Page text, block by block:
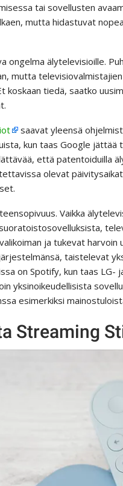
tai sovellusten
mutta hidastuvat
ongelma älytelevisioille.
mutta
koskaan tiedä, saatko
saavat yleensä
kun taas Google jättää
että patentoiduilla
olevat
Vaikka
ja tukevat harvoin
taistelevat
on Spotify, kun taas LG-
yksinoikeudellisista
esimerkiksi
Streaming